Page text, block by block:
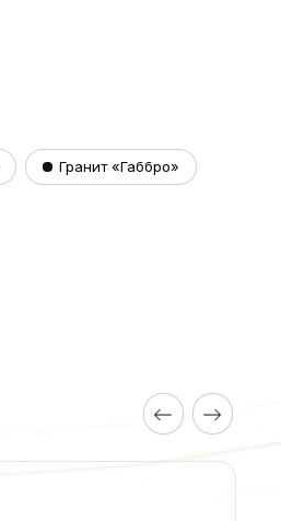
Гранит «Габбро»